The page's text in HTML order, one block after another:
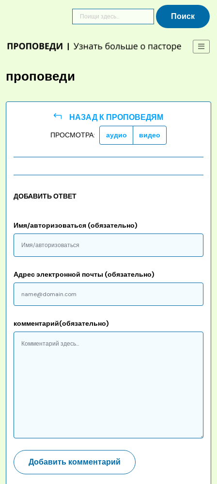
проповеди
НАЗАД К ПРОПОВЕДЯМ
ПРОСМОТРА: аудио видео
ДОБАВИТЬ ОТВЕТ
комментарий(обязательно)
Имя/авторизоваться (обязательно)
Адрес электронной почты (обязательно)